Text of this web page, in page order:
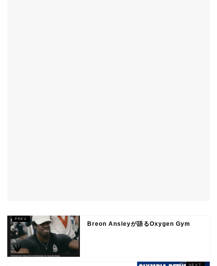
Breon Ansleyが語るOxygen Gym